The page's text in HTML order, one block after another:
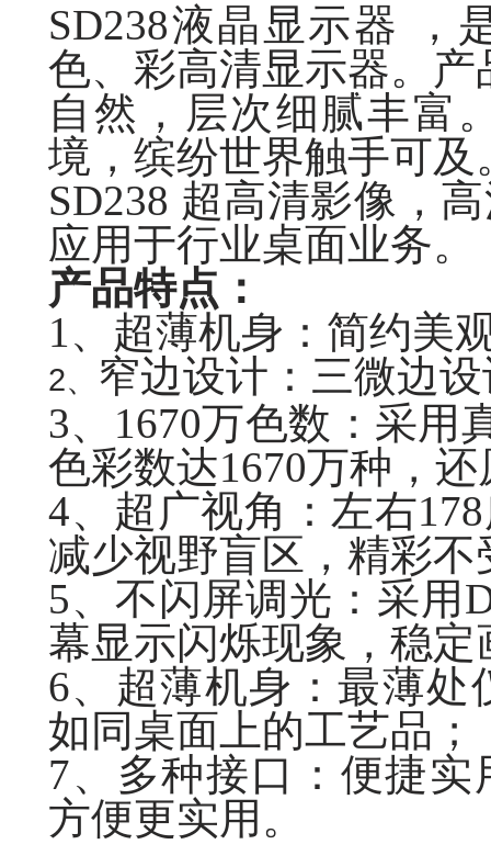
SD238液晶显示器 ，
色、 彩高清显示器。产
自然，层次细腻丰富
境，缤纷世界触手可及
SD238 超高清影像，
应用于行业桌面业务。
产品特点：
1、超薄机身：简约美
2、 窄边设计：三微边
3、1670万色数：采用
色彩数达1670万种，
4、超广视角：左右
减少视野盲区，精彩不
5、 不闪屏调光：采用
幕显示闪烁现象，稳定
6、超薄机身：最薄处
如同桌面上的工艺品；
7、多种接口：便捷
方便更实用。